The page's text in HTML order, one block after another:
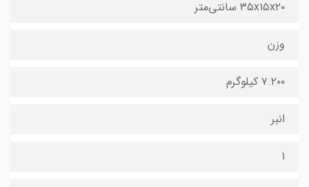
۳۵x۱۵x۲۰ سانتی‌متر
وزن
۷.۲۰۰ کیلوگرم
انبر
۱